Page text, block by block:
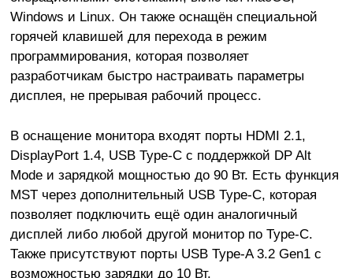
Windows и Linux. Он также оснащён специальной
горячей клавишей для перехода в режим
программирования, которая позволяет
разработчикам быстро настраивать параметры
дисплея, не прерывая рабочий процесс.
В оснащение монитора входят порты HDMI 2.1,
DisplayPort 1.4, USB Type-C с поддержкой DP Alt
Mode и зарядкой мощностью до 90 Вт. Есть функция
MST через дополнительный USB Type-C, которая
позволяет подключить ещё один аналогичный
дисплей либо любой другой монитор по Type-C.
Также присутствуют порты USB Type-A 3.2 Gen1 с
возможностью зарядки до 10 Вт.